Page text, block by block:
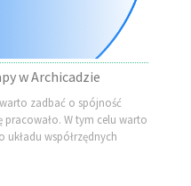
w Archicadzie
zadbać o spójność
pracowało. W tym celu warto
układu współrzędnych